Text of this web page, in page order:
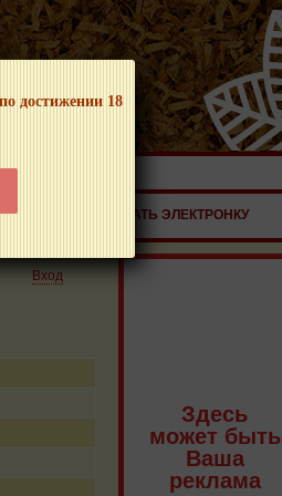
достижении 18
ПРОДУКЦИИ!
ЗАКАЗАТЬ ЭЛЕКТРОНКУ
Вход
Здесь
может быть
Ваша
реклама